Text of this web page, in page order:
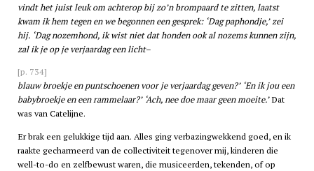
vindt het juist leuk om achterop bij zo’n brompaard te zitten, laatst
kwam ik hem tegen en we begonnen een gesprek: ‘Dag paphondje,’ zei
hij. ‘Dag nozemhond, ik wist niet dat honden ook al nozems kunnen zijn,
zal ik je op je verjaardag een licht–
[p. 734]
blauw broekje en puntschoenen voor je verjaardag geven?’ ‘En ik jou een
babybroekje en een rammelaar?’ ‘Ach, nee doe maar geen moeite.’Dat
was van Catelijne.
Er brak een gelukkige tijd aan. Alles ging verbazingwekkend goed, en ik
raakte gecharmeerd van de collectiviteit tegenover mij, kinderen die
well-to-do en zelfbewust waren, die musiceerden, tekenden, of op